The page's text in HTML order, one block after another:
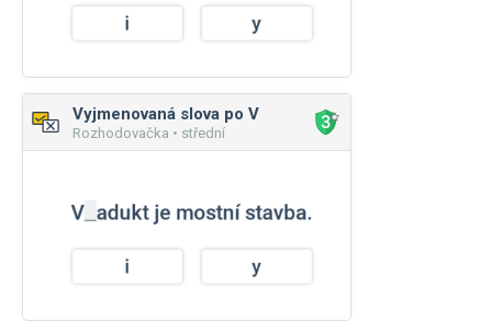
Vyjmenovaná slova po V
Rozhodovačka • střední